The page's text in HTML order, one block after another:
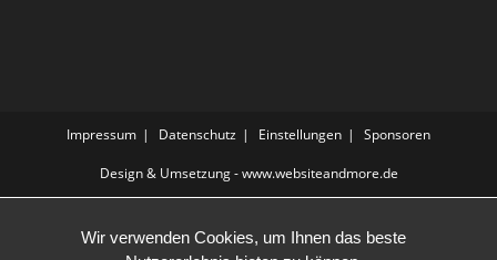
Impressum Datenschutz Einstellungen Sponsoren
Design & Umsetzung - www.websiteandmore.de
Wir verwenden Cookies, um Ihnen das beste